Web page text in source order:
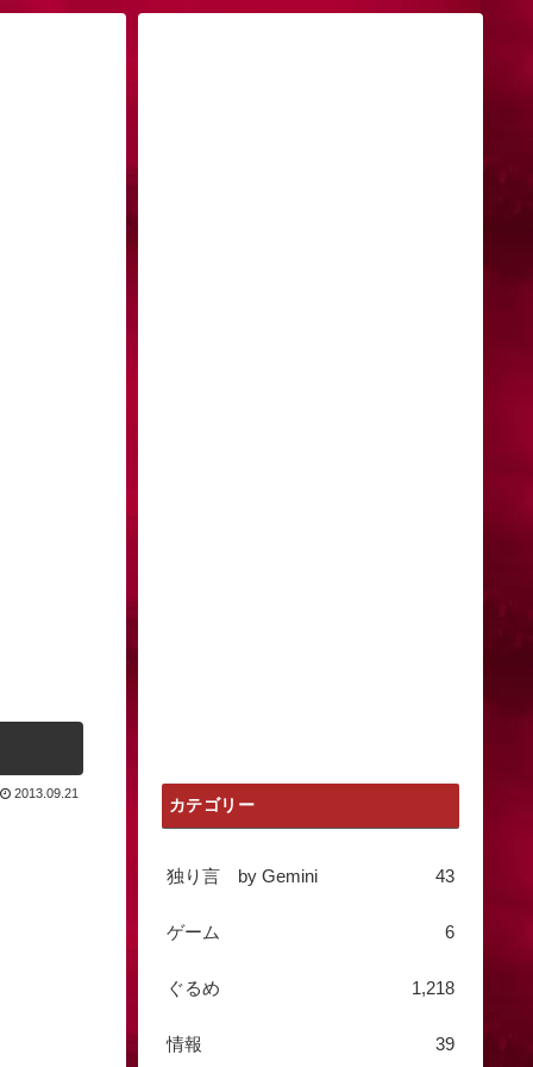
2013.09.21
カテゴリー
独り言 by Gemini 43
ゲーム 6
ぐるめ 1,218
情報 39